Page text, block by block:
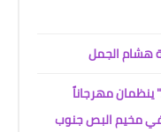
هشام الجمل
مهرجاناً
في مخيم البص جنوب